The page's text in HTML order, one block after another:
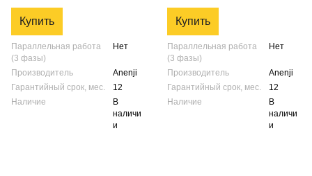
Купить
Параллельная работа
(3 фазы)
Нет
Производитель
Anenji
Гарантийный срок, мес.
12
Наличие
В
наличи
и
Купить
Параллельная работа
(3 фазы)
Нет
Производитель
Anenji
Гарантийный срок, мес.
12
Наличие
В
наличи
и